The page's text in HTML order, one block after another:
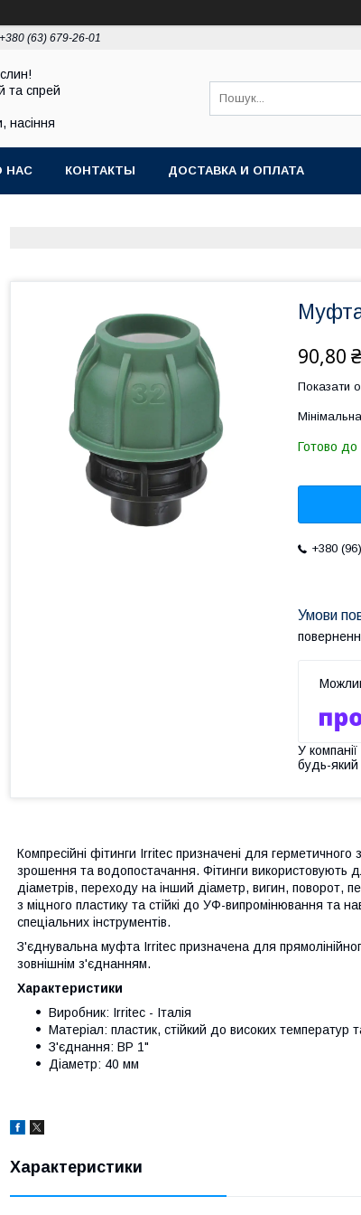
+380 (63) 679-26-01
та спрей
насіння
НАС КОНТАКТЫ ДОСТАВКА И ОПЛАТА
90,80 ₴
Показати
Готово до
+380
У
будь-
Компресійні фітинги Irritec призначені для
зрошення та водопостачання. Фітинги використовують
діаметрів, переходу на інший діаметр, вигин, поворот,
з міцного пластику та стійкі до УФ-випромінювання та
спеціальних інструментів.
З'єднувальна муфта Irritec призначена для
зовнішнім з'єднанням.
Характеристики
Виробник: Irritec - Італія
Матеріал: пластик, стійкий до високих температур
З'єднання: ВР 1"
Діаметр: 40 мм
Характеристики